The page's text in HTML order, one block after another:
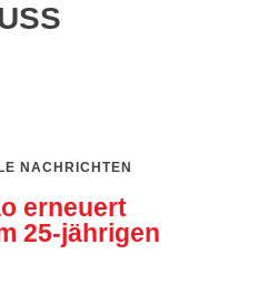
NACHRICHTEN
erneuert
25-jährigen